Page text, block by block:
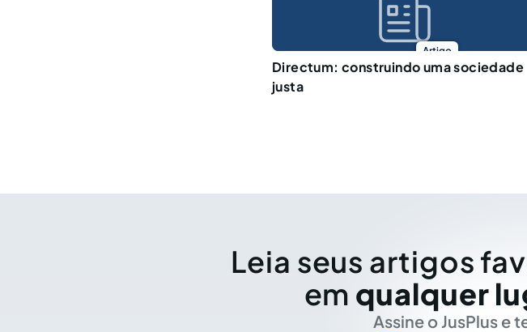
Artigo
Directum: construindo uma sociedade
justa
Leia seus artigos
em qualquer
Assine o JusPlus e